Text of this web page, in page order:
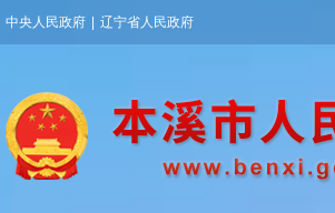
中央人民政府 辽宁省人民政府